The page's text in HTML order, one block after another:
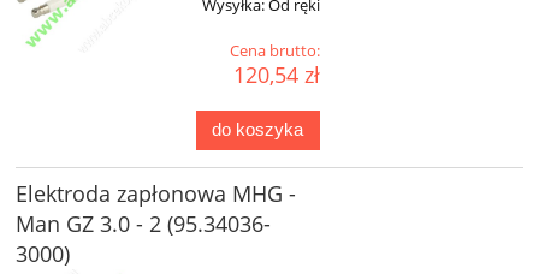
Wysyłka:Od ręki
Cena brutto:
120,54 zł
do koszyka
Elektroda zapłonowa MHG -
Man GZ 3.0 - 2 (95.34036-
3000)